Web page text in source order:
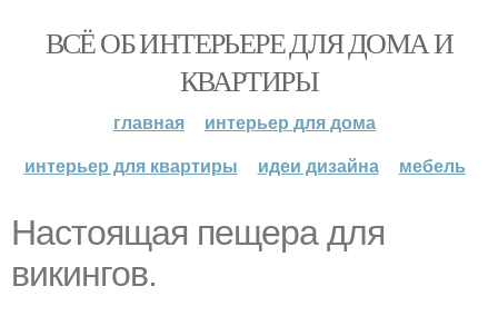
ВСЁ ОБ ИНТЕРЬЕРЕ ДЛЯ ДОМА И
КВАРТИРЫ
главная
интерьер для дома
интерьер для квартиры
идеи дизайна мебель
Настоящая пещера для
викингов.